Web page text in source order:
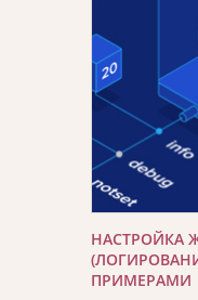
НАСТРОЙКА
ПРИМЕРАМИ